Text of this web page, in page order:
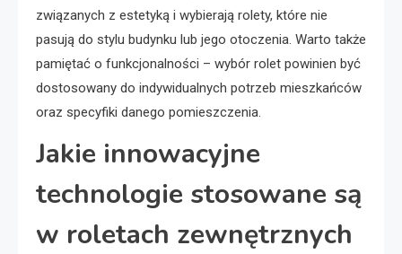
związanych z estetyką i wybierają rolety, które nie
pasują do stylu budynku lub jego otoczenia. Warto także
pamiętać o funkcjonalności – wybór rolet powinien być
dostosowany do indywidualnych potrzeb mieszkańców
oraz specyfiki danego pomieszczenia.
Jakie innowacyjne
technologie stosowane są
w roletach zewnętrznych